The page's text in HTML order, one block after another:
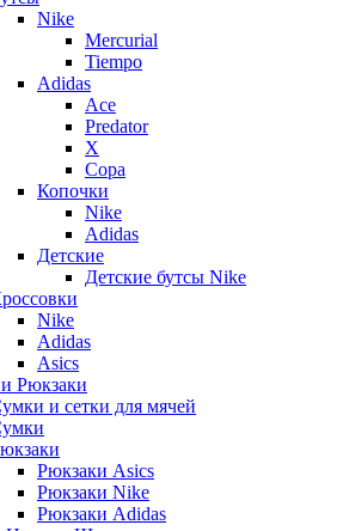
Nike
Mercurial
Tiempo
Adidas
Ace
Predator
X
Copa
Копочки
Nike
Adidas
Детские
Детские бутсы Nike
Nike
Adidas
Asics
Рюкзаки
и сетки для мячей
Рюкзаки Asics
Рюкзаки Nike
Рюкзаки Adidas